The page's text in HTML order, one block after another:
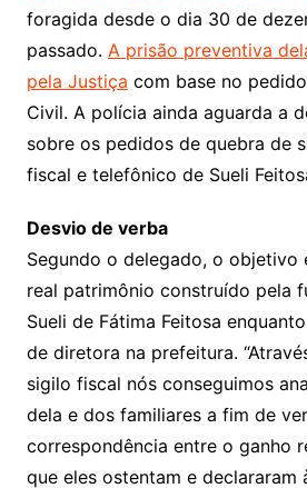
foragida desde o dia 30 de
passado. A prisão preventiva
pela Justiça com base no
Civil. A polícia ainda aguarda a
sobre os pedidos de quebra de
fiscal e telefônico de Sueli
Desvio de verba
Segundo o delegado, o objetivo
real patrimônio construído pela
Sueli de Fátima Feitosa
de diretora na prefeitura.
sigilo fiscal nós conseguimos
dela e dos familiares a fim de
correspondência entre o ganho
que eles ostentam e declararam